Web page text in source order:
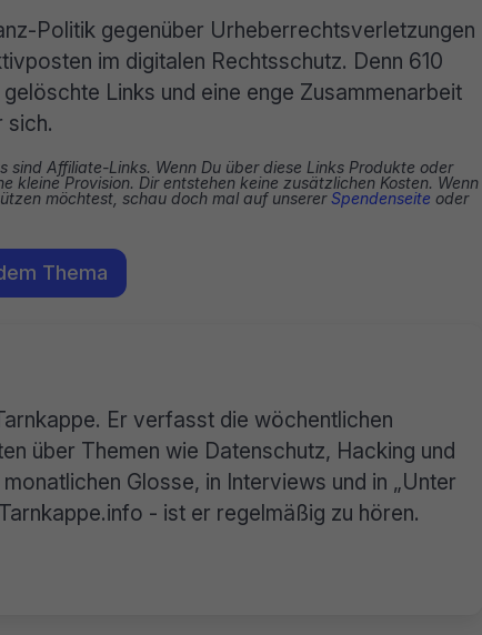
Politik gegenüber Urheberrechtsverletzungen
im digitalen Rechtsschutz. Denn 610
Links und eine enge Zusammenarbeit
sich.
sind Affiliate-Links. Wenn Du über diese Links Produkte oder
kleine Provision. Dir entstehen keine zusätzlichen Kosten. Wenn
möchtest, schau doch mal auf unsererSpendenseite oder
Thema
Er verfasst die wöchentlichen
über Themen wie Datenschutz, Hacking und
Glosse, in Interviews und in „Unter
- ist er regelmäßig zu hören.